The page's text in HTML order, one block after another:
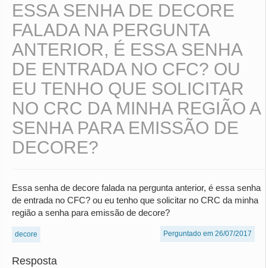
ESSA SENHA DE DECORE
FALADA NA PERGUNTA
ANTERIOR, É ESSA SENHA
DE ENTRADA NO CFC? OU
EU TENHO QUE SOLICITAR
NO CRC DA MINHA REGIÃO A
SENHA PARA EMISSÃO DE
DECORE?
Essa senha de decore falada na pergunta anterior, é essa senha
de entrada no CFC? ou eu tenho que solicitar no CRC da minha
região a senha para emissão de decore?
decore Perguntado em 26/07/2017
Resposta